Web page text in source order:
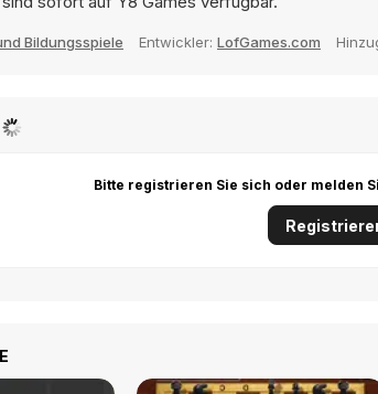
Bildungsspiele Entwickler: LofGames.com
Bitte registrieren Sie sich oder melden